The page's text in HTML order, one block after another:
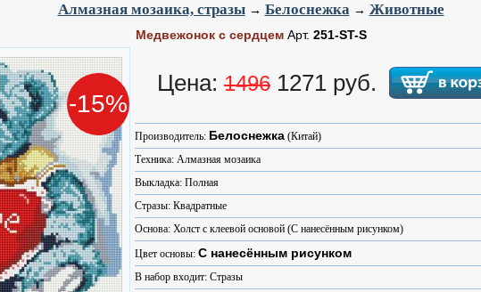
Алмазная мозаика, стразы→ Белоснежка → Животные
Медвежонок с сердцемАрт. 251-ST-S
-15%
Цена: 1496 1271 руб.
Производитель: Белоснежка (Китай)
Техника: Алмазная мозаика
Выкладка: Полная
Стразы: Квадратные
Основа: Холст с клеевой основой (С нанесённым рисунком)
Цвет основы: С нанесённым рисунком
В набор входит: Стразы